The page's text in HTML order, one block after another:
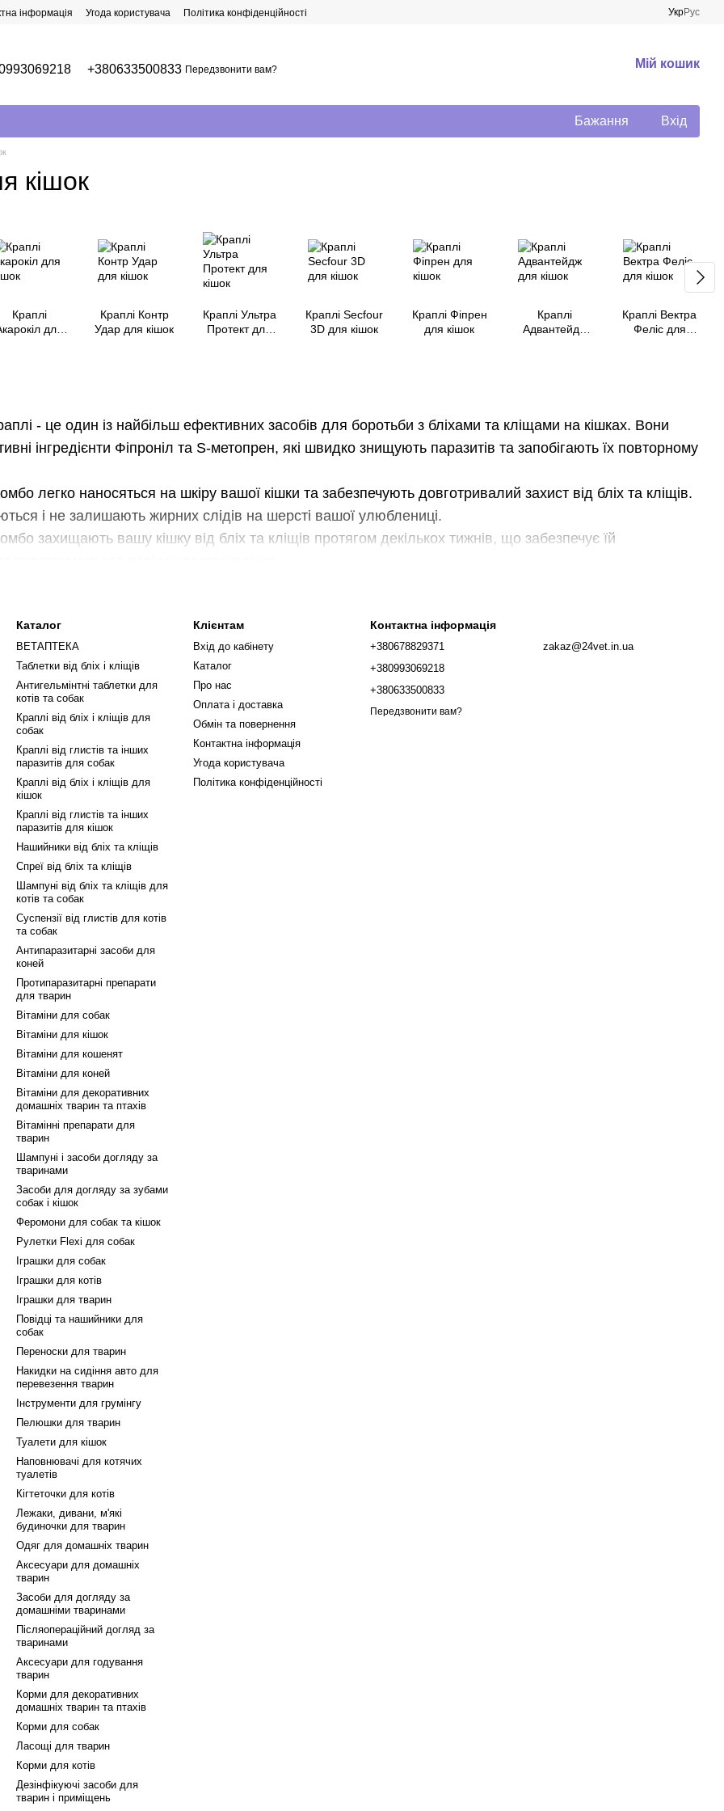
інформація Угода користувача Політика конфіденційності УкрРус
+380633500833 Передзвонити вам? Мій кошик
Бажання Вхід
кішок
- це один із найбільш ефективних засобів для боротьби з бліхами та кліщами на кішках. Вони
інгредієнти Фіпроніл та S-метопрен, які швидко знищують паразитів та запобігають їх повторному
легко наносяться на шкіру вашої кішки та забезпечують довготривалий захист від бліх та кліщів.
і не залишають жирних слідів на шерсті вашої улюблениці.
захищають вашу кішку від бліх та кліщів протягом декількох тижнів, що забезпечує їй
також пропонують економічне рішення для боротьби з бліхами та кліщами.
пропонує асортимент крапель від бліх та кліщів Фронтлайн Комбо для кішок різних розмірів.
ефективність за доступною ціною, що робить їх ідеальним вибором для власників кішок, які хочуть
від паразитів.
– це відмінний вибір.
Краплі
для
Краплі Контр
Удар для кішок
Краплі Ультра
Протект для
Краплі Secfour
3D для кішок
Краплі Фіпрен
для кішок
Краплі
Адвантейдж
Краплі Вектра
Феліс для
Каталог
ВЕТАПТЕКА
Таблетки від бліх і кліщів
Антигельмінтні таблетки для
котів та собак
Краплі від бліх і кліщів для
собак
Краплі від глистів та інших
паразитів для собак
Краплі від бліх і кліщів для
кішок
Краплі від глистів та інших
паразитів для кішок
Нашийники від бліх та кліщів
Спреї від бліх та кліщів
Шампуні від бліх та кліщів для
котів та собак
Суспензії від глистів для котів
та собак
Антипаразитарні засоби для
коней
Протипаразитарні препарати
для тварин
Вітаміни для собак
Вітаміни для кішок
Вітаміни для кошенят
Вітаміни для коней
Вітаміни для декоративних
домашніх тварин та птахів
Вітамінні препарати для
тварин
Шампуні і засоби догляду за
тваринами
Засоби для догляду за зубами
собак і кішок
Феромони для собак та кішок
Рулетки Flexi для собак
Іграшки для собак
Іграшки для котів
Іграшки для тварин
Повідці та нашийники для
собак
Переноски для тварин
Накидки на сидіння авто для
перевезення тварин
Інструменти для грумінгу
Пелюшки для тварин
Туалети для кішок
Наповнювачі для котячих
туалетів
Кігтеточки для котів
Лежаки, дивани, м'які
будиночки для тварин
Одяг для домашніх тварин
Аксесуари для домашніх
тварин
Засоби для догляду за
домашніми тваринами
Післяопераційний догляд за
тваринами
Аксесуари для годування
тварин
Корми для декоративних
домашніх тварин та птахів
Корми для собак
Ласощі для тварин
Корми для котів
Дезінфікуючі засоби для
тварин і приміщень
Клієнтам
Вхід до кабінету
Каталог
Про нас
Оплата і доставка
Обмін та повернення
Контактна інформація
Угода користувача
Політика конфіденційності
Контактна інформація
+380678829371
+380993069218
+380633500833
Передзвонити вам?
zakaz@24vet.in.ua